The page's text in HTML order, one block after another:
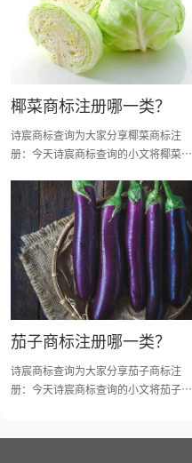
椰菜商标注册哪一类？
诗宸商标查询为大家分享椰菜商标注
册：今天诗宸商标查询的小文将椰菜商
用、商标注册多久、商标注册资料和商
标注册证书有效期等资料整理出来。
茄子商标注册哪一类？
诗宸商标查询为大家分享茄子商标注
册：今天诗宸商标查询的小文将茄子商